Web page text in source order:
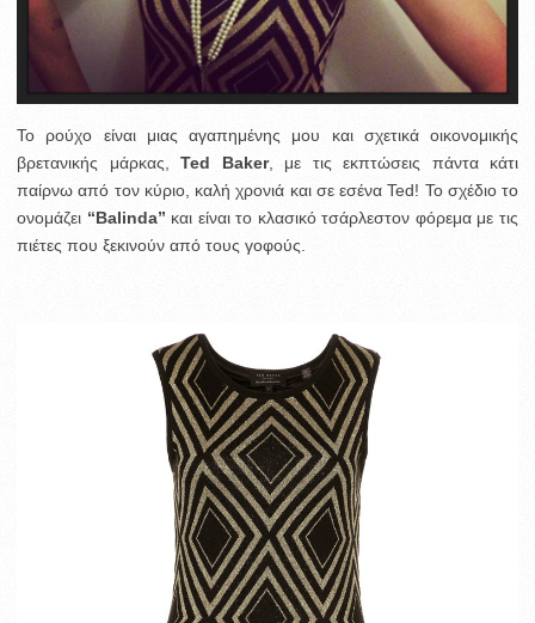
Το ρούχο είναι μιας αγαπημένης μου και σχετικά οικονομικής
βρετανικής μάρκας, Ted Baker, με τις εκπτώσεις πάντα κάτι
παίρνω από τον κύριο, καλή χρονιά και σε εσένα Ted! To σχέδιο το
ονομάζει “Balinda” και είναι το κλασικό τσάρλεστον φόρεμα με τις
πιέτες που ξεκινούν από τους γοφούς.